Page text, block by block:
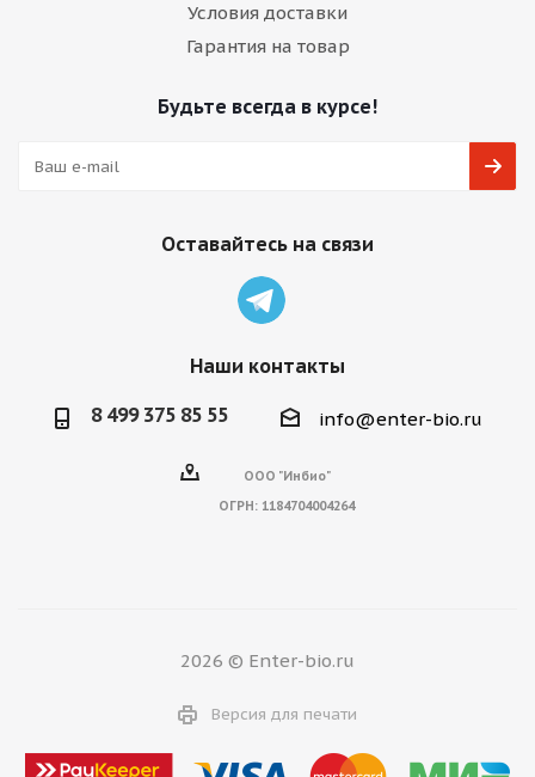
Условия доставки
Гарантия на товар
Будьте всегда в курсе!
Оставайтесь на связи
Наши контакты
8 499 375 85 55 info@enter-bio.ru
ООО "Инбио"
ОГРН: 1184704004264
2026 © Enter-bio.ru
Версия для печати